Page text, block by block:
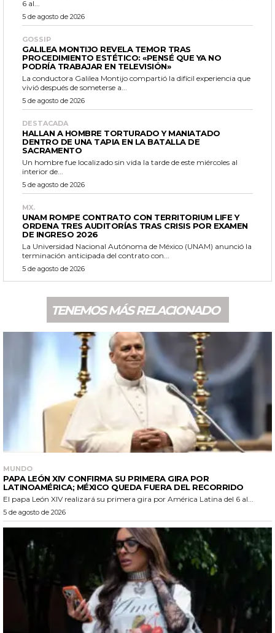
6 al...
5 de agosto de 2026
GOSSIP
GALILEA MONTIJO REVELA TEMOR TRAS
PROCEDIMIENTO ESTÉTICO: «PENSÉ QUE YA NO
PODRÍA TRABAJAR EN TELEVISIÓN»
La conductora Galilea Montijo compartió la difícil experiencia que
vivió después de someterse a...
5 de agosto de 2026
DESTACADA
HALLAN A HOMBRE TORTURADO Y MANIATADO
DENTRO DE UNA TAPIA EN LA BATALLA DE
SACRAMENTO
Un hombre fue localizado sin vida la tarde de este miércoles al
interior de...
5 de agosto de 2026
MX.
UNAM ROMPE CONTRATO CON TERRITORIUM LIFE Y
ORDENA TRES AUDITORÍAS TRAS CRISIS POR EXAMEN
DE INGRESO 2026
La Universidad Nacional Autónoma de México (UNAM) anunció la
terminación anticipada del contrato con...
5 de agosto de 2026
TENEMOS MÁS RELACIONADO
MUNDO
PAPA LEÓN XIV CONFIRMA SU PRIMERA GIRA POR
LATINOAMÉRICA; MÉXICO QUEDA FUERA DEL RECORRIDO
El papa León XIV realizará su primera gira por América Latina del 6 al...
5 de agosto de 2026